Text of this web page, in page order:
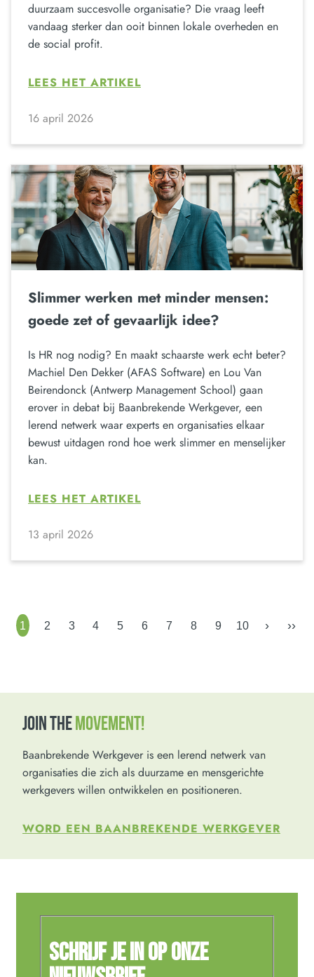
duurzaam succesvolle organisatie? Die vraag leeft
vandaag sterker dan ooit binnen lokale overheden en
de social profit.
LEES HET ARTIKEL
16 april 2026
Slimmer werken met minder mensen:
goede zet of gevaarlijk idee?
Is HR nog nodig? En maakt schaarste werk echt beter?
Machiel Den Dekker (AFAS Software) en Lou Van
Beirendonck (Antwerp Management School) gaan
erover in debat bij Baanbrekende Werkgever, een
lerend netwerk waar experts en organisaties elkaar
bewust uitdagen rond hoe werk slimmer en menselijker
kan.
LEES HET ARTIKEL
13 april 2026
1 2 3 4 5 6 7 8 9 10 › ››
JOIN THEMOVEMENT!
Baanbrekende Werkgever is een lerend netwerk van
organisaties die zich als duurzame en mensgerichte
werkgevers willen ontwikkelen en positioneren.
WORD EEN BAANBREKENDE WERKGEVER